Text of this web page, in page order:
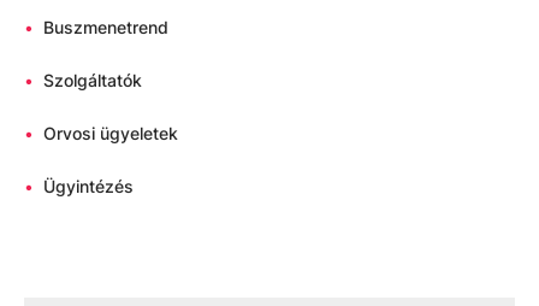
• Buszmenetrend
• Szolgáltatók
• Orvosi ügyeletek
• Ügyintézés